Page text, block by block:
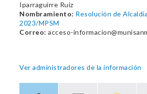
Iparraguirre Ruiz
Nombramiento: Resolución de
2023/MPSM
Correo: acceso-
Ver administradores de la información